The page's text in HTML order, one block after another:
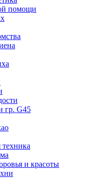
помощи
гр. G45
и красоты